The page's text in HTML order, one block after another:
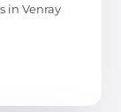
in Venray